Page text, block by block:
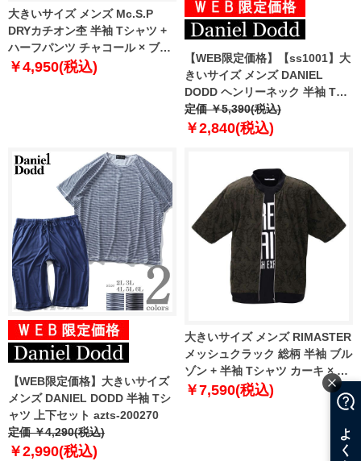
大きいサイズ メンズ Mc.S.P
DRYカチオン杢 半袖 Tシャツ +
ハーフパンツ チャコール × ブラ
ック 1256-1210-2 3L 4L 5L 6L
￥4,950(税込)
【WEB限定価格】【ss1001】大
きいサイズ メンズ DANIEL
DODD ヘンリーネック 半袖 Tシ
ャツ 上下セット azts-219001
定価 ￥5,390(税込)
￥2,840(税込)
【WEB限定価格】大きいサイズ
メンズ DANIEL DODD 半袖 Tシ
ャツ 上下セット azts-200270
定価 ￥4,290(税込)
￥2,990(税込)
大きいサイズ メンズ RIMASTER
メッシュクラック 総柄 半袖 ブル
ゾン + 半袖 Tシャツ カーキ × ブ
ラック 1258-0252-2 3L 4L 5L
￥7,590(税込)